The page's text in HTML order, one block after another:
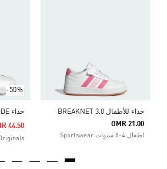
حذاء للأطفال BREAKNET 3.0
OMR 21.00
اطفال 4-8 سنوات Sportswear
-50%
حذاء PREDATOR MEGARIDE
44.50